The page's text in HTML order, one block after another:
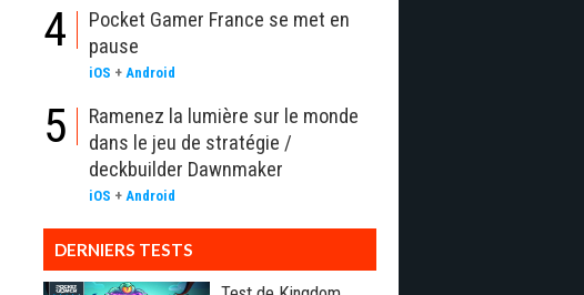
4
Pocket Gamer France se met en
pause
iOS + Android
5
Ramenez la lumière sur le monde
dans le jeu de stratégie /
deckbuilder Dawnmaker
iOS + Android
DERNIERS TESTS